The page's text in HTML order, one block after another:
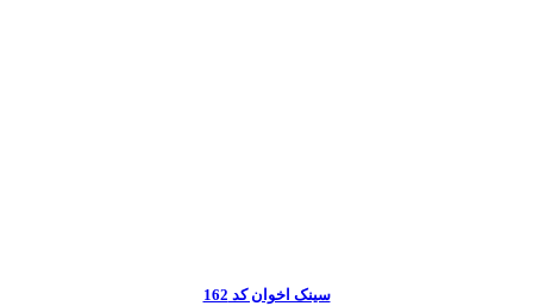
سینک اخوان کد 162